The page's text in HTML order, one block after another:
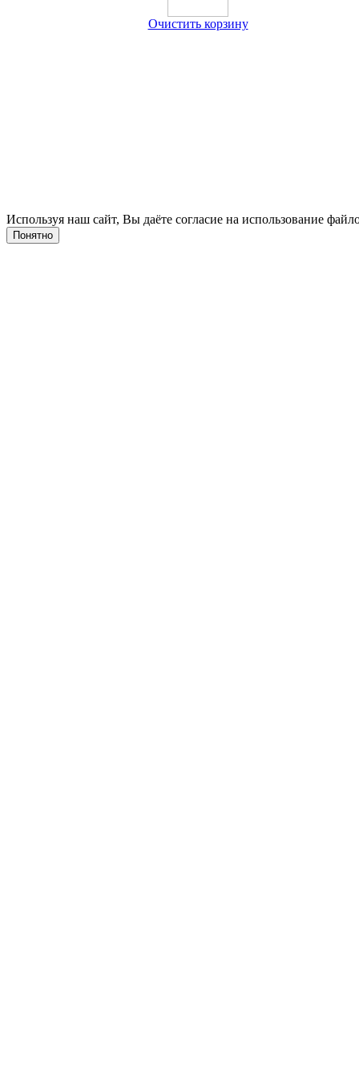
Очистить корзину
Используя наш сайт, Вы даёте согласие на использование
Понятно